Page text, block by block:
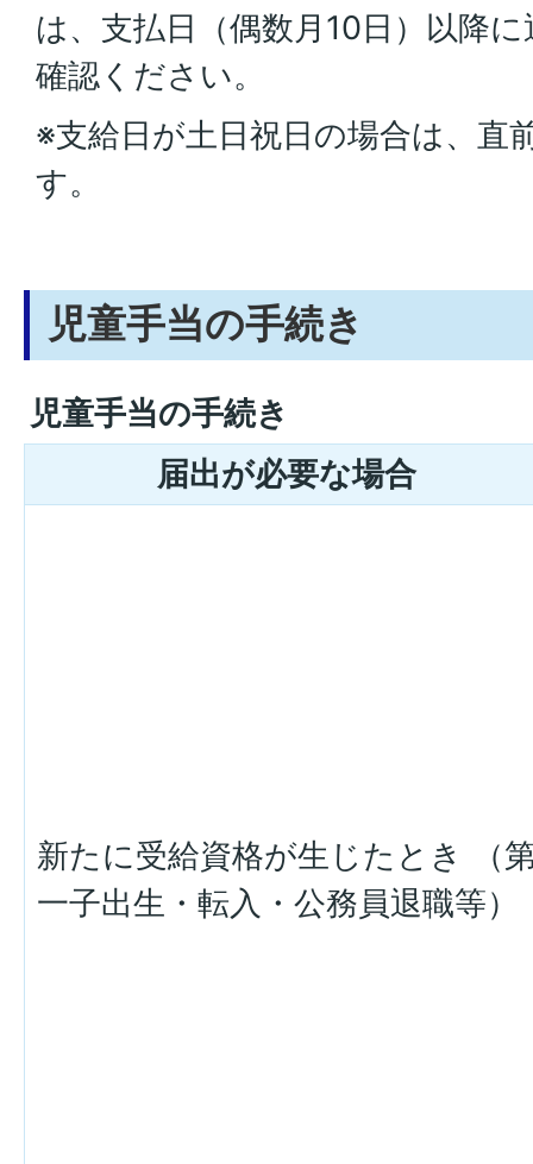
は、支払日（偶数月10日）以降
確認ください。
※支給日が土日祝日の場合は、直
す。
児童手当の手続き
児童手当の手続き
届出が必要な場合
新たに受給資格が生じたとき （
一子出生・転入・公務員退職等）